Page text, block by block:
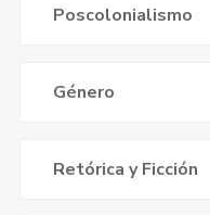
Poscolonialismo
Género
Retórica y Ficción